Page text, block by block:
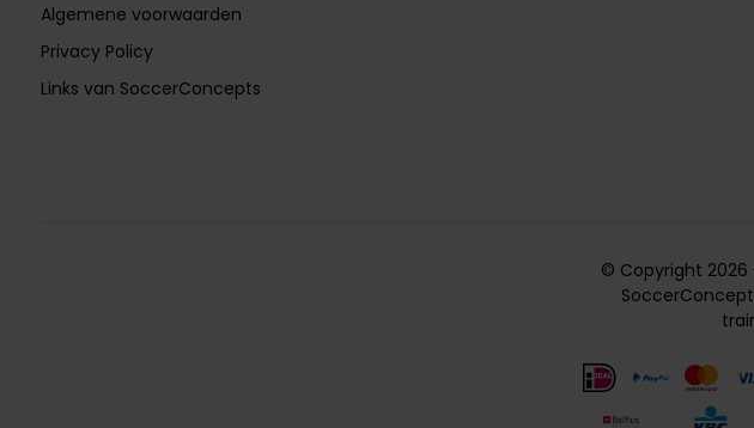
Algemene voorwaarden
Privacy Policy
Links van SoccerConcepts
© Copyright